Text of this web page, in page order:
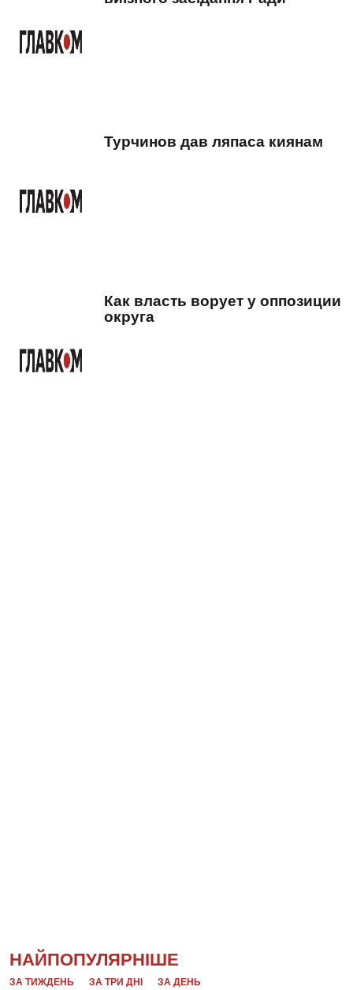
Турчинов дав ляпаса киянам
Как власть ворует у оппозиции
округа
НАЙПОПУЛЯРНІШЕ
ЗА ТИЖДЕНЬ ЗА ТРИ ДНІ ЗА ДЕНЬ